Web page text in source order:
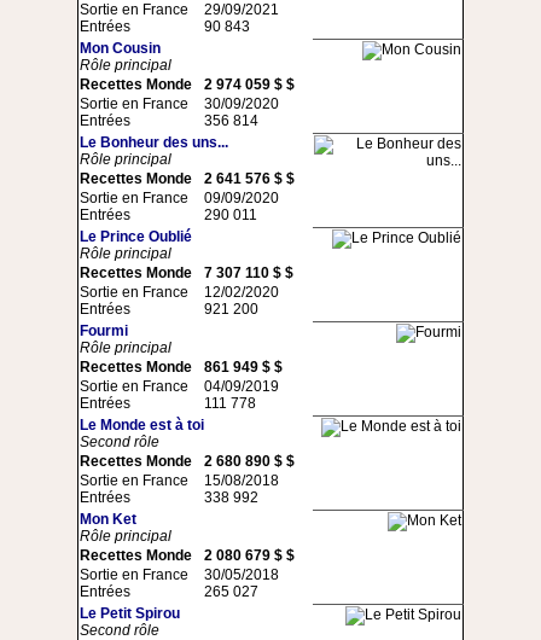
Sortie en France
Entrées
29/09/2021
90 843
Mon Cousin
Rôle principal
Recettes Monde
2 974 059 $ $
Sortie en France
Entrées
30/09/2020
356 814
Le Bonheur des uns...
Rôle principal
Recettes Monde
2 641 576 $ $
Sortie en France
Entrées
09/09/2020
290 011
Le Prince Oublié
Rôle principal
Recettes Monde
7 307 110 $ $
Sortie en France
Entrées
12/02/2020
921 200
Fourmi
Rôle principal
Recettes Monde
861 949 $ $
Sortie en France
Entrées
04/09/2019
111 778
Le Monde est à toi
Second rôle
Recettes Monde
2 680 890 $ $
Sortie en France
Entrées
15/08/2018
338 992
Mon Ket
Rôle principal
Recettes Monde
2 080 679 $ $
Sortie en France
Entrées
30/05/2018
265 027
Le Petit Spirou
Second rôle